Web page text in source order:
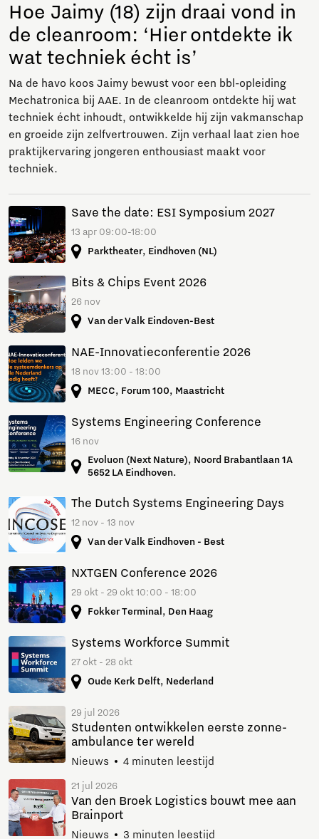
Hoe Jaimy (18) zijn draai vond in
de cleanroom: ‘Hier ontdekte ik
wat techniek écht is’
Na de havo koos Jaimy bewust voor een bbl-opleiding
Mechatronica bij AAE. In de cleanroom ontdekte hij wat
techniek écht inhoudt, ontwikkelde hij zijn vakmanschap
en groeide zijn zelfvertrouwen. Zijn verhaal laat zien hoe
praktijkervaring jongeren enthousiast maakt voor
techniek.
Save the date: ESI Symposium 2027
13 apr 09:00-18:00
Parktheater, Eindhoven (NL)
Bits & Chips Event 2026
26 nov
Van der Valk Eindoven-Best
NAE-Innovatieconferentie 2026
18 nov 13:00 - 18:00
MECC, Forum 100, Maastricht
Systems Engineering Conference
16 nov
Evoluon (Next Nature), Noord Brabantlaan 1A
5652 LA Eindhoven.
The Dutch Systems Engineering Days
12 nov - 13 nov
Van der Valk Eindhoven - Best
NXTGEN Conference 2026
29 okt - 29 okt 10:00 - 18:00
Fokker Terminal, Den Haag
Systems Workforce Summit
27 okt - 28 okt
Oude Kerk Delft, Nederland
29 jul 2026
Studenten ontwikkelen eerste zonne-
ambulance ter wereld
Nieuws 4 minuten leestijd
21 jul 2026
Van den Broek Logistics bouwt mee aan
Brainport
Nieuws 3 minuten leestijd